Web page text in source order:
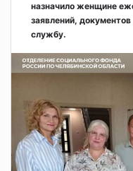
назначило женщине
заявлений,
службу.